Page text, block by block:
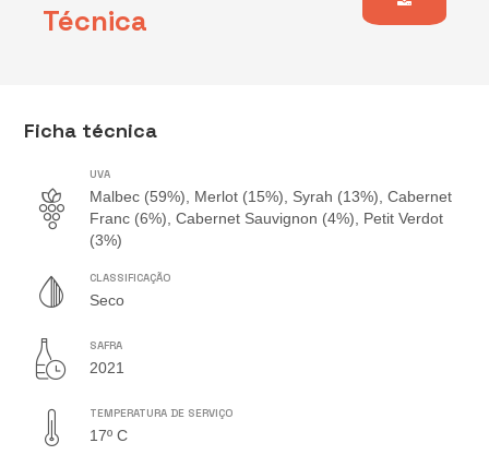
Técnica
Ficha técnica
UVA
Malbec (59%), Merlot (15%), Syrah (13%), Cabernet
Franc (6%), Cabernet Sauvignon (4%), Petit Verdot
(3%)
CLASSIFICAÇÃO
Seco
SAFRA
2021
TEMPERATURA DE SERVIÇO
17º C